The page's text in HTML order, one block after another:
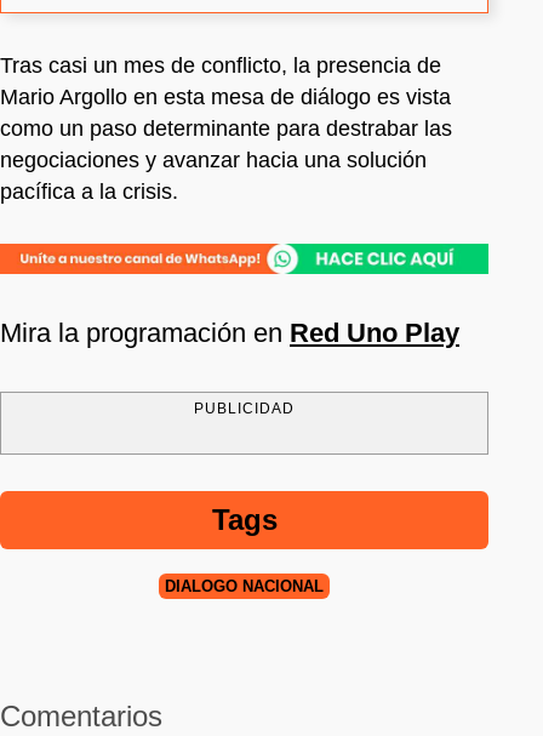
Tras casi un mes de conflicto, la presencia de
Mario Argollo en esta mesa de diálogo es vista
como un paso determinante para destrabar las
negociaciones y avanzar hacia una solución
pacífica a la crisis.
Mira la programación en Red Uno Play
PUBLICIDAD
Tags
DIÁLOGO NACIONAL
Comentarios